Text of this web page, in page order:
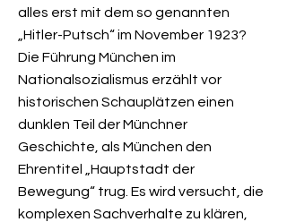
alles erst mit dem so genannten
„Hitler-Putsch“ im November 1923?
Die Führung München im
Nationalsozialismus erzählt vor
historischen Schauplätzen einen
dunklen Teil der Münchner
Geschichte, als München den
Ehrentitel „Hauptstadt der
Bewegung“ trug. Es wird versucht, die
komplexen Sachverhalte zu klären,